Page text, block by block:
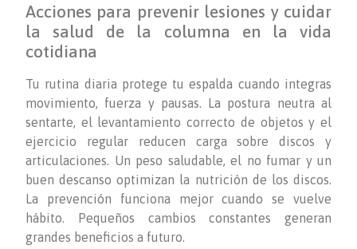
Acciones para prevenir lesiones y cuidar
la salud de la columna en la vida
cotidiana
Tu rutina diaria protege tu espalda cuando integras
movimiento, fuerza y pausas. La postura neutra al
sentarte, el levantamiento correcto de objetos y el
ejercicio regular reducen carga sobre discos y
articulaciones. Un peso saludable, el no fumar y un
buen descanso optimizan la nutrición de los discos.
La prevención funciona mejor cuando se vuelve
hábito. Pequeños cambios constantes generan
grandes beneficios a futuro.